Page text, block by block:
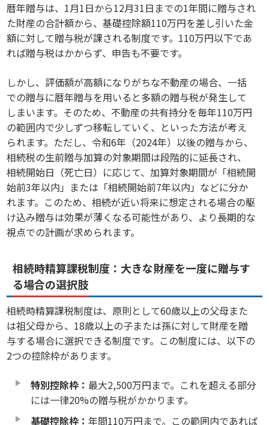
暦年贈与は、1月1日から12月31日までの1年間に贈与され
た財産の合計額から、基礎控除額110万円を差し引いた金
額に対して贈与税が課される制度です。110万円以下であ
れば贈与税はかからず、申告も不要です。
しかし、評価額が高額になりがちな不動産の場合、一括
での贈与に暦年贈与を用いると多額の贈与税が発生して
しまいます。そのため、不動産の共有持分を毎年110万円
の範囲内で少しずつ移転していく、といった方法が考え
られます。ただし、令和6年（2024年）以後の贈与から、
相続税の生前贈与加算の対象期間は段階的に延長され、
相続開始日（死亡日）に応じて、加算対象期間が「相続開
始前3年以内」または「相続開始前7年以内」などに分か
れます。このため、相続が近い将来に想定される場合の駆
け込み贈与は効果が薄くなる可能性があり、より長期的な
視点での計画が求められます。
相続時精算課税制度：大きな財産を一度に贈与す
る場合の選択肢
相続時精算課税制度は、原則として60歳以上の父母また
は祖父母から、18歳以上の子または孫に対して財産を贈
与する場合に選択できる制度です。この制度には、以下の
2つの控除枠があります。
特別控除枠：最大2,500万円まで。これを超える部分
には一律20%の贈与税がかかります。
基礎控除枠：年間110万円まで。この範囲内であれば